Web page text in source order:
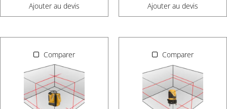
Ajouter au devis Ajouter au devis
Comparer Comparer